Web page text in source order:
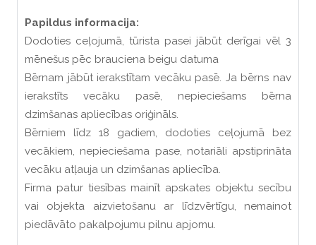
Papildus informacija:
Dodoties ceļojumā, tūrista pasei jābūt derīgai vēl 3
mēnešus pēc brauciena beigu datuma
Bērnam jābūt ierakstītam vecāku pasē. Ja bērns nav
ierakstīts vecāku pasē, nepieciešams bērna
dzimšanas apliecības oriģināls.
Bērniem līdz 18 gadiem, dodoties ceļojumā bez
vecākiem, nepieciešama pase, notariāli apstiprināta
vecāku atļauja un dzimšanas apliecība.
Firma patur tiesības mainīt apskates objektu secību
vai objekta aizvietošanu ar līdzvērtīgu, nemainot
piedāvāto pakalpojumu pilnu apjomu.